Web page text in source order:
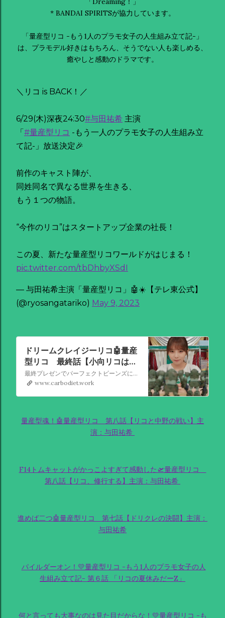
* BANDAI SPIRITSが協力しています。
「量産型リコ -もう1人のプラモ女子の人生組み立て記-」
は、プラモデル好きはもちろん、そうでない人も楽しめる、
癒やしと感動のドラマです。
＼リコ is BACK！／
6/29(木)深夜24:30#与田祐希 主演
「#量産型リコ -もう一人のプラモ女子の人生組み立
て記-」放送決定🎉
前作のキャスト陣が、
同姓同名で異なる世界を生きる、
もう１つの物語。
“今作のリコ”はスタートアップ企業の社長！
この夏、新たな量産型リコワールドがはじまる！
pic.twitter.com/tbDhbyXSdI
— 与田祐希主演「量産型リコ」🤖☀️【テレ東公式】
(@ryosangatariko) May 9, 2023
ドリームクレイジーリコ🤖量産
型リコ 最終話【小向リコは自
由だ】主演：与田祐希
最終プレゼンでパーフェクトビーンズに勝利し大型投資を受けることが決まったドリクレは、新メンバーも加わり目まぐるしい日々を送っていた。そんな中、プラモデルの大会当日を迎えたリコ（与田祐希）。制限時間50時間の中、真剣な眼差しでプラモデルを作り進めていくが、敵対するチャンピオン達のすごさに圧倒される。そ
www.carbodiet.work
量産型魂！🤖量産型リコ 第八話【リコと中野の戦い】主
演：与田祐希
F14トムキャットがかっこよすぎて感動した🛫量産型リコ
第八話【リコ、修行する】主演：与田祐希
進めば二つ🤖量産型リコ 第七話【ドリクレの決闘】主演：
与田祐希
パイルダーオン！💛量産型リコ -もう1人のプラモ女子の人
生組み立て記- 第６話 「リコの夏休みだーZ」
何と言っても大事なのは見た目だからな！💛量産型リコ -も